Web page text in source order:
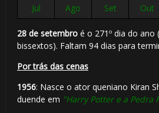
Jul
Ago Set Out
28 de setembroé o 271º dia do ano
bissextos). Faltam 94 dias para
Por trás das cenas
1956: Nasce o ator queniano Kiran
duende em "Harry Potter e a Pedra